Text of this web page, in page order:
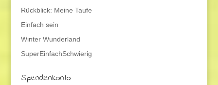
Rückblick: Meine Taufe
Einfach sein
Winter Wunderland
SuperEinfachSchwierig
Spendenkonto